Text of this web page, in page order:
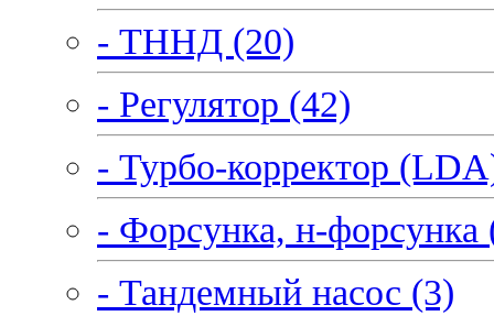
- ТННД (20)
- Регулятор (42)
- Турбо-корректор
- Форсунка, н-форсунка
- Тандемный насос (3)